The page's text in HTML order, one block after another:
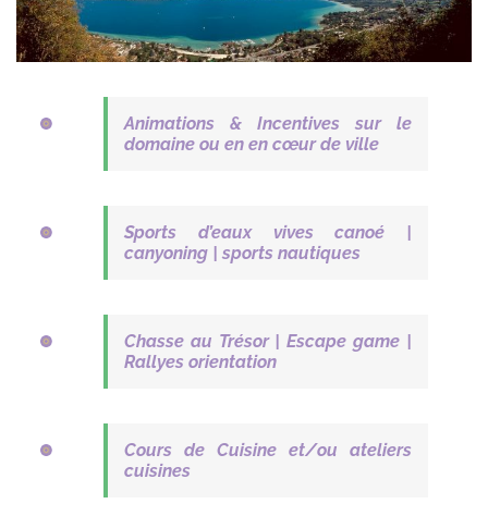
Animations & Incentives sur le
domaine ou en en cœur de ville
Sports d’eaux vives canoé |
canyoning | sports nautiques
Chasse au Trésor | Escape game |
Rallyes orientation
Cours de Cuisine et/ou ateliers
cuisines